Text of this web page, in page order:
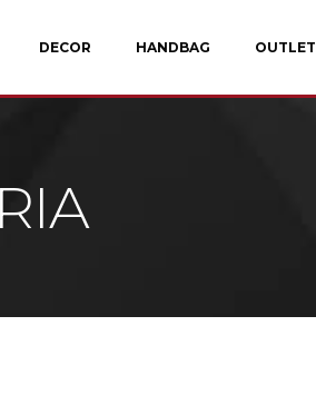
DECOR HANDBAG OUTLET